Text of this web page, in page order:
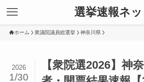
選挙速報ネッ
ホーム 衆議院議員総選挙 神奈川県
【衆院選2026】神
2026
1/30